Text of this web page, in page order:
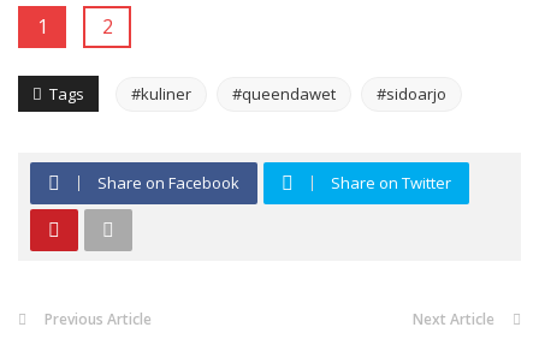
1 2
Tags #kuliner #queendawet #sidoarjo
Share on Facebook Share on Twitter
Previous Article Next Article